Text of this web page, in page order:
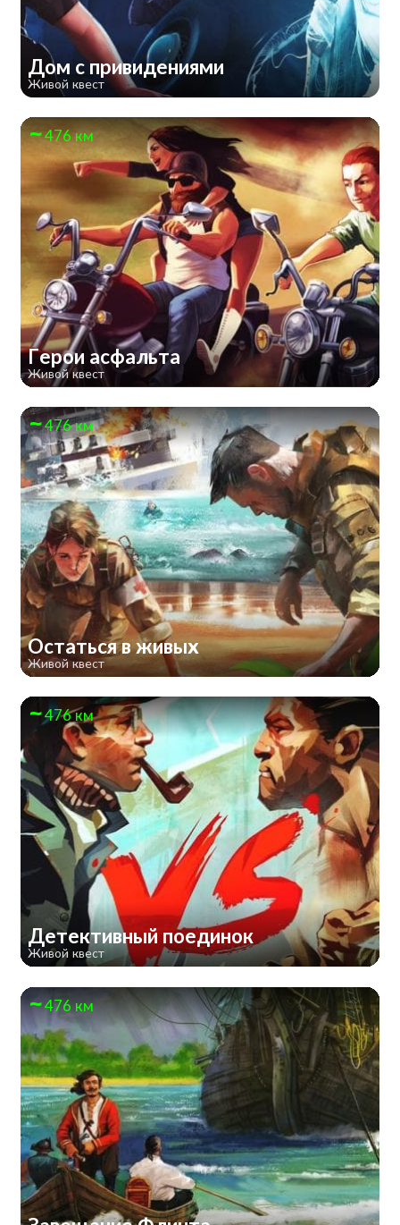
Дом с привидениями
Живой квест
476 км
Герои асфальта
Живой квест
476 км
Остаться в живых
Живой квест
476 км
Детективный поединок
Живой квест
476 км